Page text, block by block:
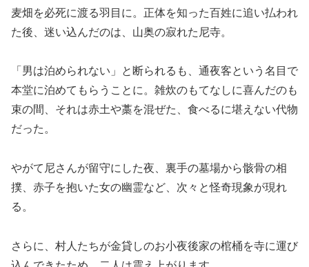
麦畑を必死に渡る羽目に。正体を知った百姓に追い払われ
た後、迷い込んだのは、山奥の寂れた尼寺。
「男は泊められない」と断られるも、通夜客という名目で
本堂に泊めてもらうことに。雑炊のもてなしに喜んだのも
束の間、それは赤土や藁を混ぜた、食べるに堪えない代物
だった。
やがて尼さんが留守にした夜、裏手の墓場から骸骨の相
撲、赤子を抱いた女の幽霊など、次々と怪奇現象が現れ
る。
さらに、村人たちが金貸しのお小夜後家の棺桶を寺に運び